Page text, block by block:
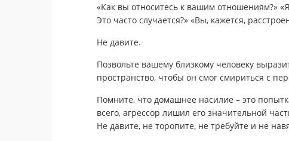
«Как вы относитесь к вашим отношениям?»
Это часто случается?» «Вы, кажется,
Не давите.
Позвольте вашему близкому человеку
пространство, чтобы он смог смириться с
Помните, что домашнее насилие – это
всего, агрессор лишил его значительной
Не давите, не торопите, не требуйте и не